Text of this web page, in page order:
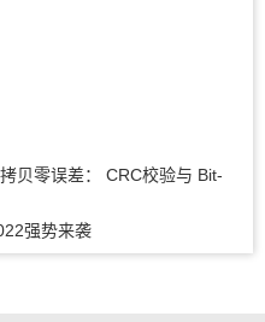
贝零误差： CRC校验与 Bit-
强势来袭